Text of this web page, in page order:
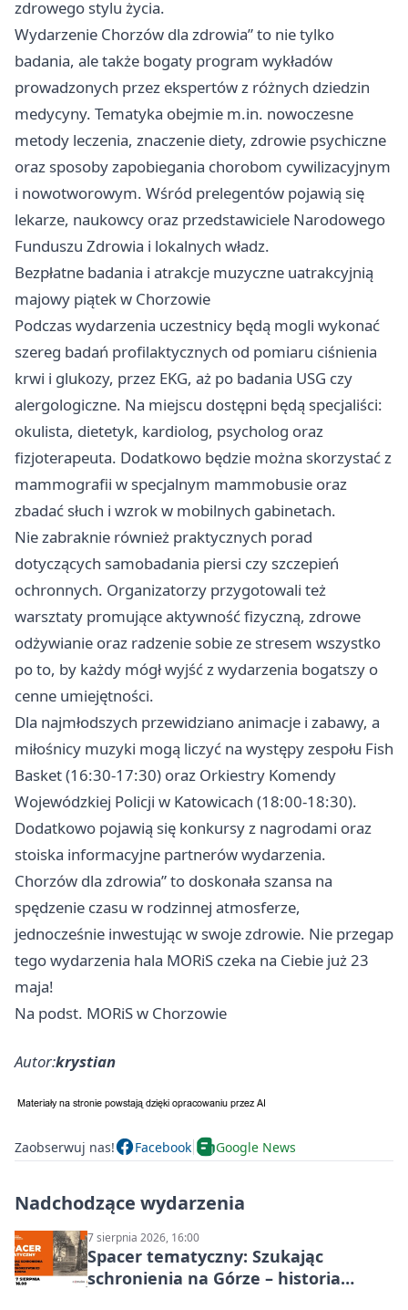
zdrowego stylu życia.
Wydarzenie Chorzów dla zdrowia” to nie tylko
badania, ale także bogaty program wykładów
prowadzonych przez ekspertów z różnych dziedzin
medycyny. Tematyka obejmie m.in. nowoczesne
metody leczenia, znaczenie diety, zdrowie psychiczne
oraz sposoby zapobiegania chorobom cywilizacyjnym
i nowotworowym. Wśród prelegentów pojawią się
lekarze, naukowcy oraz przedstawiciele Narodowego
Funduszu Zdrowia i lokalnych władz.
Bezpłatne badania i atrakcje muzyczne uatrakcyjnią
majowy piątek w Chorzowie
Podczas wydarzenia uczestnicy będą mogli wykonać
szereg badań profilaktycznych od pomiaru ciśnienia
krwi i glukozy, przez EKG, aż po badania USG czy
alergologiczne. Na miejscu dostępni będą specjaliści:
okulista, dietetyk, kardiolog, psycholog oraz
fizjoterapeuta. Dodatkowo będzie można skorzystać z
mammografii w specjalnym mammobusie oraz
zbadać słuch i wzrok w mobilnych gabinetach.
Nie zabraknie również praktycznych porad
dotyczących samobadania piersi czy szczepień
ochronnych. Organizatorzy przygotowali też
warsztaty promujące aktywność fizyczną, zdrowe
odżywianie oraz radzenie sobie ze stresem wszystko
po to, by każdy mógł wyjść z wydarzenia bogatszy o
cenne umiejętności.
Dla najmłodszych przewidziano animacje i zabawy, a
miłośnicy muzyki mogą liczyć na występy zespołu Fish
Basket (16:30-17:30) oraz Orkiestry Komendy
Wojewódzkiej Policji w Katowicach (18:00-18:30).
Dodatkowo pojawią się konkursy z nagrodami oraz
stoiska informacyjne partnerów wydarzenia.
Chorzów dla zdrowia” to doskonała szansa na
spędzenie czasu w rodzinnej atmosferze,
jednocześnie inwestując w swoje zdrowie. Nie przegap
tego wydarzenia hala MORiS czeka na Ciebie już 23
maja!
Na podst. MORiS w Chorzowie
Autor:krystian
Zaobserwuj nas! Facebook Google News
Nadchodzące wydarzenia
7 sierpnia 2026, 16:00
Spacer tematyczny: Szukając
schronienia na Górze – historia